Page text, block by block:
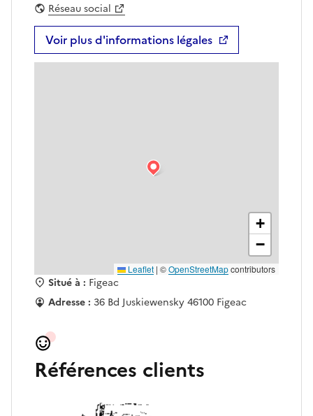
Réseau social
Voir plus d'informations légales
+
−
Leaflet | ©OpenStreetMapcontributors
Situé à : Figeac
Adresse : 36 Bd Juskiewensky 46100 Figeac
Références clients